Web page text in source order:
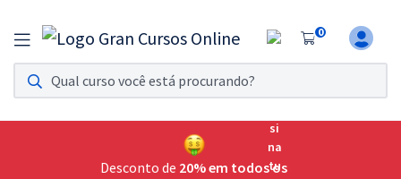
0
Assinatura Ilimitada 11
Acesso a todos os cursos. Teste grátis por 7 dias!
Assinatura OAB Até Passar
Acesso ilimitado a toda preparação para o Exame da
Desconto de 20% em todos os